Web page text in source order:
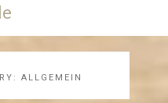
ALLGEMEIN